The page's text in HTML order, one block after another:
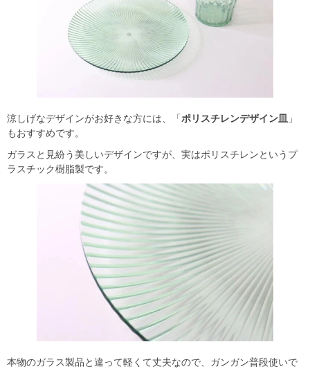
涼しげなデザインがお好きな方には、「ポリスチレンデザイン皿 」
もおすすめです。
ガラスと見紛う美しいデザインですが、実はポリスチレンというプ
ラスチック樹脂製です。
本物のガラス製品と違って軽くて丈夫なので、ガンガン普段使いで